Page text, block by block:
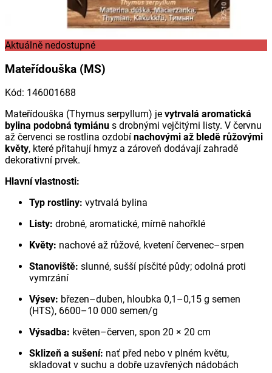
Aktuálně nedostupné
Mateřídouška (MS)
Kód: 146001688
Mateřídouška (Thymus serpyllum) je vytrvalá aromatická
bylina podobná tymiánu s drobnými vejčitými listy. V červnu
až červenci se rostlina ozdobí nachovými až bledě růžovými
květy, které přitahují hmyz a zároveň dodávají zahradě
dekorativní prvek.
Hlavní vlastnosti:
Typ rostliny: vytrvalá bylina
Listy: drobné, aromatické, mírně nahořklé
Květy: nachové až růžové, kvetení červenec–srpen
Stanoviště: slunné, sušší písčité půdy; odolná proti
vymrzání
Výsev: březen–duben, hloubka 0,1–0,15 g semen
(HTS), 6600–10 000 semen/g
Výsadba: květen–červen, spon 20 × 20 cm
Sklizeň a sušení: nať před nebo v plném květu,
skladovat v suchu a dobře uzavřených nádobách